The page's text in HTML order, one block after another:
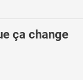
ça change